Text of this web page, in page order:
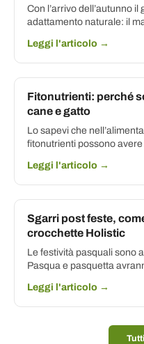
Con l’arrivo dell’autunno
adattamento naturale: il
Leggi l'articolo →
Fitonutrienti: perché
cane e gatto
Lo sapevi che
fitonutrienti possono
Leggi l'articolo →
Sgarri post feste,
crocchette Holistic
Le festività pasquali sono
Pasqua e pasquetta
Leggi l'articolo →